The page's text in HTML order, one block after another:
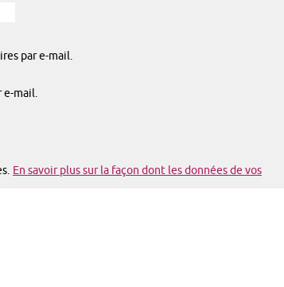
par e-mail.
mail.
En savoir plus sur la façon dont les données de vos